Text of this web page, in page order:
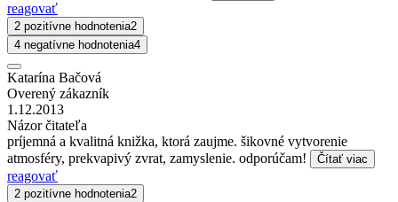
reagovať
2 pozitívne hodnotenia2
4 negatívne hodnotenia4
Katarína Bačová
Overený zákazník
1.12.2013
Názor čitateľa
príjemná a kvalitná knižka, ktorá zaujme. šikovné vytvorenie
atmosféry, prekvapivý zvrat, zamyslenie. odporúčam!
Čítať viac
reagovať
2 pozitívne hodnotenia2